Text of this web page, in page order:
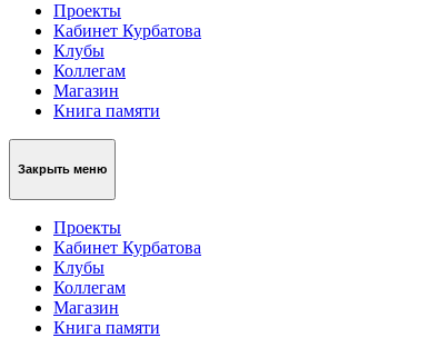
Проекты
Кабинет Курбатова
Клубы
Коллегам
Магазин
Книга памяти
Закрыть меню
Проекты
Кабинет Курбатова
Клубы
Коллегам
Магазин
Книга памяти